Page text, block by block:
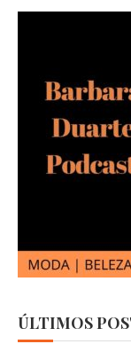
ÚLTIMOS